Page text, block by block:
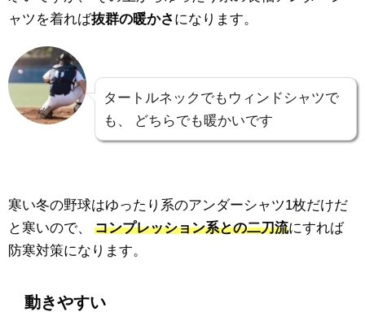
ャツを着れば抜群の暖かさになります。
タートルネックでもウィンドシャツで
も、
どちらでも暖かいです
寒い冬の野球はゆったり系のアンダーシャツ1枚だけだ
と寒いので、
コンプレッション系との二刀流にすれば
防寒対策になります。
動きやすい